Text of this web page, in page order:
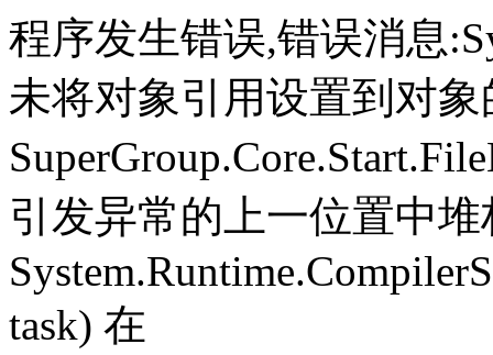
程序发生错误,错误消息
未将对象引用设置到对
引发异常的上一位置中
task) 在